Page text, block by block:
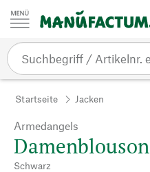
Zum Inhalt springen
Startseite Jacken
Armedangels
Damenblouson
Schwarz